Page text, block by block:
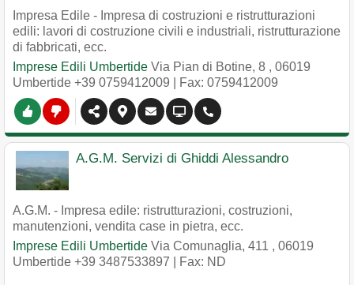
Impresa Edile - Impresa di costruzioni e ristrutturazioni
edili: lavori di costruzione civili e industriali, ristrutturazione
di fabbricati, ecc.
Imprese Edili Umbertide Via Pian di Botine, 8 , 06019
Umbertide +39 0759412009 | Fax: 0759412009
A.G.M. Servizi di Ghiddi Alessandro
A.G.M. - Impresa edile: ristrutturazioni, costruzioni,
manutenzioni, vendita case in pietra, ecc.
Imprese Edili Umbertide Via Comunaglia, 411 , 06019
Umbertide +39 3487533897 | Fax: ND